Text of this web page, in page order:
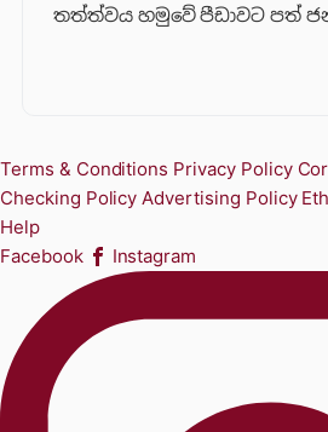
තත්ත්වය හමුවේ පීඩාවට පත්
Terms & Conditions Privacy Policy
Checking Policy Advertising Policy
Help
Facebook
Instagram